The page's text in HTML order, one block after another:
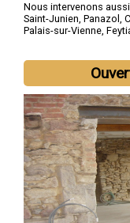
Nous intervenons
Saint-Junien, Panazol ,
Palais-sur-Vienne,